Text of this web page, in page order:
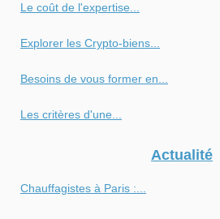
Le coût de l'expertise...
Explorer les Crypto-biens...
Besoins de vous former en...
Les critères d'une...
Actualité
Chauffagistes à Paris :...